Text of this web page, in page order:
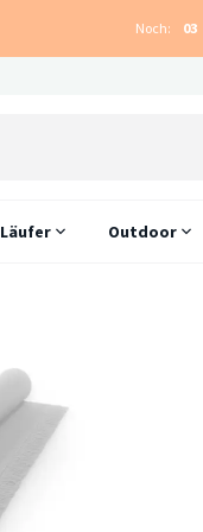
Noch: 03
Läufer Outdoor